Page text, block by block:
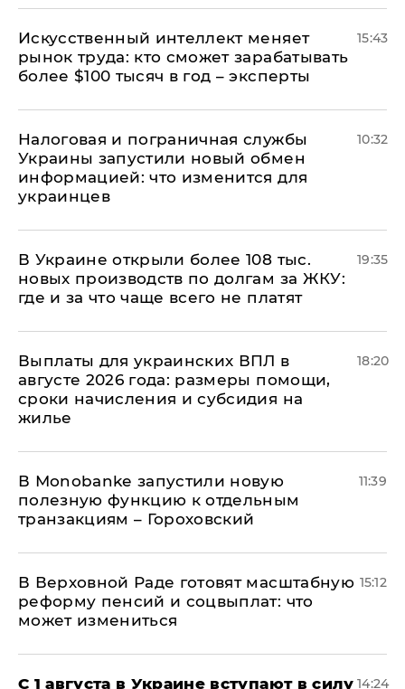
Искусственный интеллект меняет
рынок труда: кто сможет зарабатывать
более $100 тысяч в год – эксперты
15:43
Налоговая и пограничная службы
Украины запустили новый обмен
информацией: что изменится для
украинцев
10:32
В Украине открыли более 108 тыс.
новых производств по долгам за ЖКУ:
где и за что чаще всего не платят
19:35
Выплаты для украинских ВПЛ в
августе 2026 года: размеры помощи,
сроки начисления и субсидия на
жилье
18:20
В Мonobankе запустили новую
полезную функцию к отдельным
транзакциям – Гороховский
11:39
В Верховной Раде готовят масштабную
реформу пенсий и соцвыплат: что
может измениться
15:12
С 1 августа в Украине вступают в силу 14:24